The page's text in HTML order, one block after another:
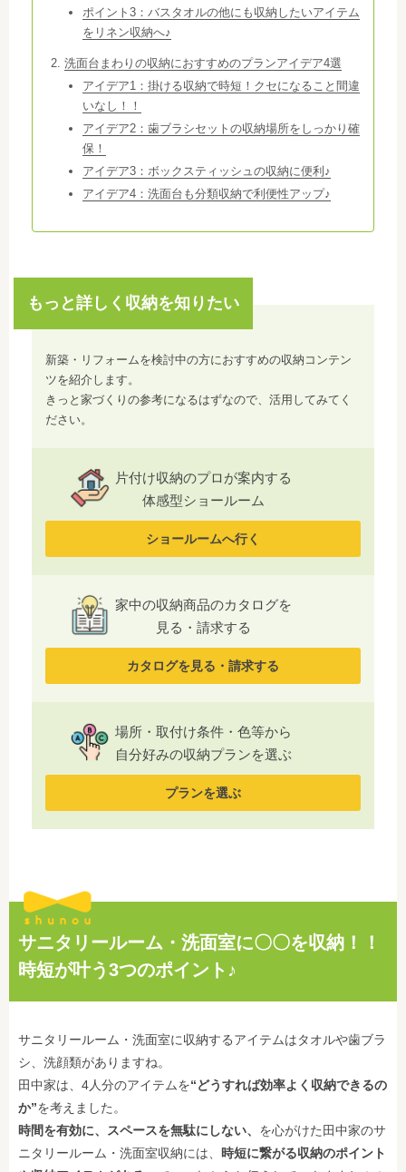
ポイント3：バスタオルの他にも収納したいアイテム
をリネン収納へ♪
洗面台まわりの収納におすすめのプランアイデア4選
アイデア1：掛ける収納で時短！クセになること間違
いなし！！
アイデア2：歯ブラシセットの収納場所をしっかり確
保！
アイデア3：ボックスティッシュの収納に便利♪
アイデア4：洗面台も分類収納で利便性アップ♪
もっと詳しく収納を知りたい
新築・リフォームを検討中の方におすすめの収納コンテン
ツを紹介します。
きっと家づくりの参考になるはずなので、活用してみてく
ださい。
片付け収納のプロが案内する
体感型ショールーム
ショールームへ行く
家中の収納商品のカタログを
見る・請求する
カタログを見る・請求する
場所・取付け条件・色等から
自分好みの収納プランを選ぶ
プランを選ぶ
サニタリールーム・洗面室に〇〇を収納！！
時短が叶う3つのポイント♪
サニタリールーム・洗面室に収納するアイテムはタオルや歯ブラ
シ、洗顔類がありますね。
田中家は、4人分のアイテムを“どうすれば効率よく収納できるの
か”を考えました。
時間を有効に、 スペースを無駄にしない、 を心がけた田中家のサ
ニタリールーム・洗面室収納には、 時短に繋がる収納のポイント